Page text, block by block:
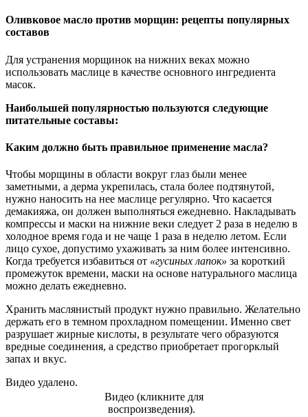
Оливковое масло против морщин: рецепты популярных
составов
Для устранения морщинок на нижних веках можно
использовать маслице в качестве основного ингредиента
масок.
Наибольшей популярностью пользуются следующие
питательные составы:
Каким должно быть правильное применение масла?
Чтобы морщины в области вокруг глаз были менее
заметными, а дерма укрепилась, стала более подтянутой,
нужно наносить на нее маслице регулярно. Что касается
демакияжа, он должен выполняться ежедневно. Накладывать
компрессы и маски на нижние веки следует 2 раза в неделю в
холодное время года и не чаще 1 раза в неделю летом. Если
лицо сухое, допустимо ухаживать за ним более интенсивно.
Когда требуется избавиться от «гусиных лапок» за короткий
промежуток времени, маски на основе натурального маслица
можно делать ежедневно.
Хранить маслянистый продукт нужно правильно. Желательно
держать его в темном прохладном помещении. Именно свет
разрушает жирные кислоты, в результате чего образуются
вредные соединения, а средство приобретает прогорклый
запах и вкус.
Видео удалено.
Видео (кликните для
воспроизведения).